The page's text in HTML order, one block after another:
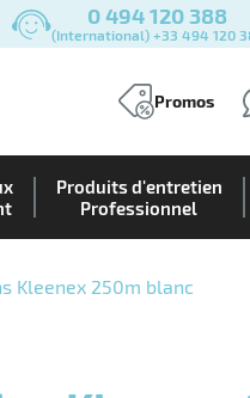
0 494 120 388
(International) +33 494 120
Promos
Produits d'entretien
Professionnel
Kleenex 250m blanc